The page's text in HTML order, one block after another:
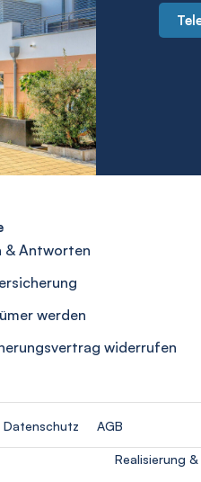
& Antworten
werden
widerrufen
Datenschutz AGB
Realisierung